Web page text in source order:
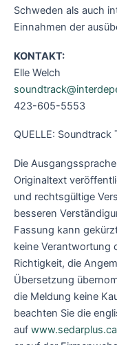
Schweden als auch
Einnahmen der
KONTAKT:
Elle Welch
423-605-5553
QUELLE: Soundtrack
Die
Originaltext
und rechtsgültige
besseren
Fassung kann
keine Verantwortung
Richtigkeit, die
Übersetzung
die Meldung keine
beachten Sie die
auf www.sedarplus.ca